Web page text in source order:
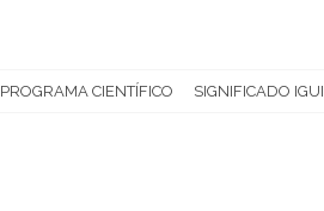
PROGRAMA CIENTÍFICO SIGNIFICADO IGUI